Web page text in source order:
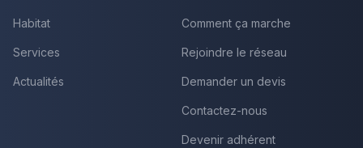
Habitat
Services
Actualités
Comment ça marche
Rejoindre le réseau
Demander un devis
Contactez-nous
Devenir adhérent